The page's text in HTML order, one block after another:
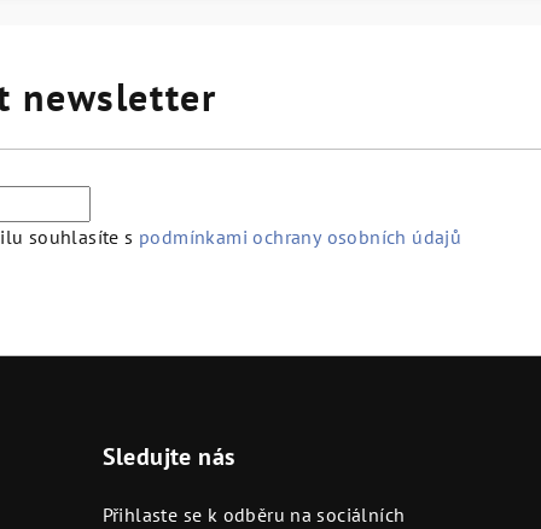
newsletter
souhlasíte s podmínkami ochrany osobních údajů
Sledujte nás
Přihlaste se k odběru na sociálních